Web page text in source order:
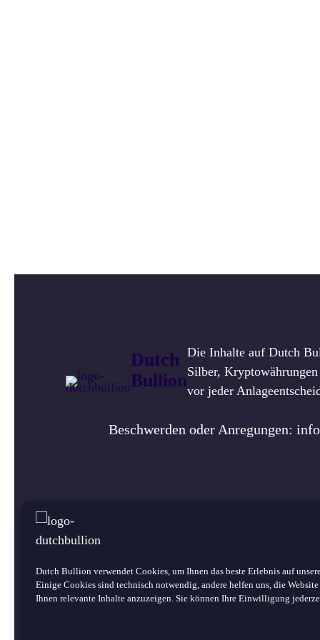
Dutch Bullion verwendet Cookies, um Ihnen das beste Erlebnis auf
Einige Cookies sind technisch notwendig, andere helfen uns, die Website
Ihnen relevante Inhalte anzuzeigen. Sie können Ihre Einwilligung
Dutch
Bullion
Die Inhalte auf Dutch
Silber,
vor jeder
Beschwerden oder Anregungen:
vorbehalten.